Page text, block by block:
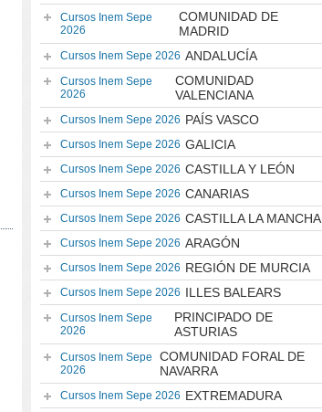
Cursos Inem Sepe
2026
COMUNIDAD DE
MADRID
Cursos Inem Sepe 2026 ANDALUCÍA
Cursos Inem Sepe
2026
COMUNIDAD
VALENCIANA
Cursos Inem Sepe 2026 PAÍS VASCO
Cursos Inem Sepe 2026 GALICIA
Cursos Inem Sepe 2026 CASTILLA Y LEÓN
Cursos Inem Sepe 2026 CANARIAS
Cursos Inem Sepe 2026 CASTILLA LA MANCHA
Cursos Inem Sepe 2026 ARAGÓN
Cursos Inem Sepe 2026 REGIÓN DE MURCIA
Cursos Inem Sepe 2026 ILLES BALEARS
Cursos Inem Sepe
2026
PRINCIPADO DE
ASTURIAS
Cursos Inem Sepe
2026
COMUNIDAD FORAL DE
NAVARRA
Cursos Inem Sepe 2026 EXTREMADURA